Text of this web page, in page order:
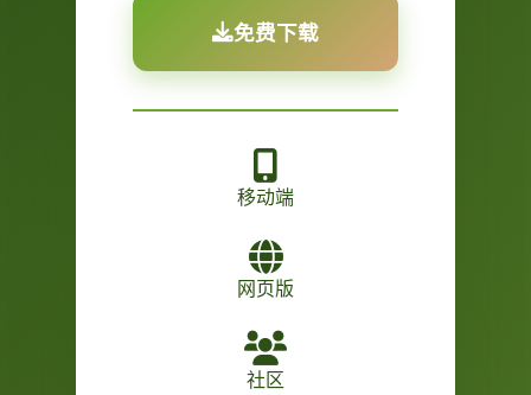
免费下载
移动端
网页版
社区